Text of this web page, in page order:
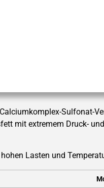
Sulfonat-
mit extremem Druck-
Lasten und